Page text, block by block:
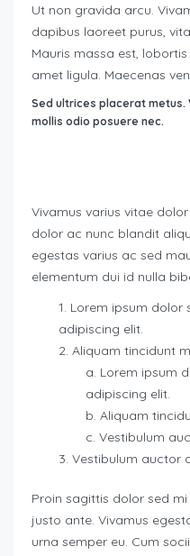
Ut non gravida arcu.
dapibus laoreet purus,
Mauris massa est,
amet ligula. Maecenas
Sed ultrices placerat metus.
mollis odio posuere nec.
Vivamus varius vitae
dolor ac nunc blandit
egestas varius ac sed
elementum dui id nulla
Lorem ipsum dolor
adipiscing elit.
Aliquam tincidunt
Lorem ipsum
adipiscing elit.
Aliquam
Vestibulum
Vestibulum auctor
Proin sagittis dolor sed
justo ante. Vivamus
urna semper eu. Cum